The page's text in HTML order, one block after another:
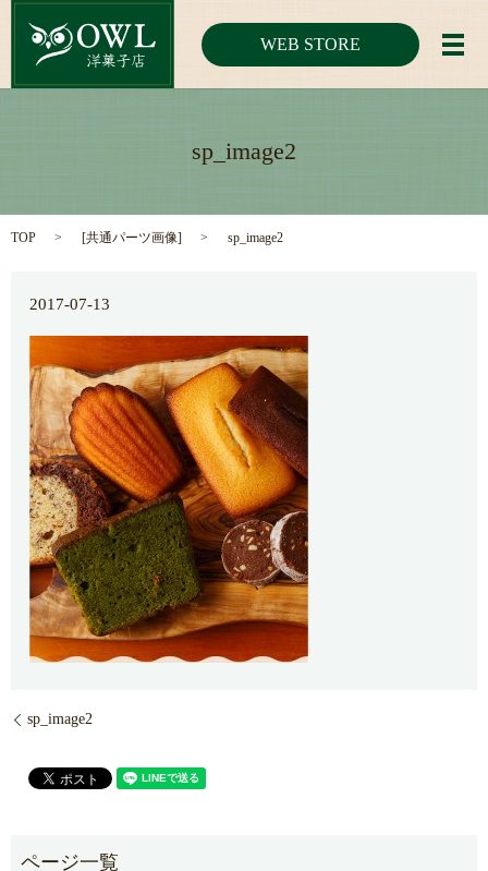
WEB STORE メ
sp_image2
TOP [共通パーツ画像] sp_image2
2017-07-13
sp_image2